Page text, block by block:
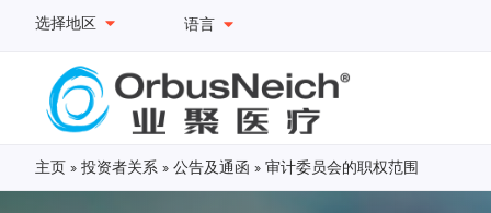
选择地区 语言
主页 » 投资者关系 » 公告及通函 » 审计委员会的职权范围